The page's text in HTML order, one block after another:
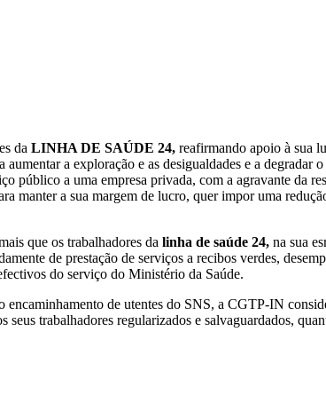
da LINHA DE SAÚDE 24, reafirmando apoio à sua
a exploração e as desigualdades e a degradar
público a uma empresa privada, com a agravante da
manter a sua margem de lucro, quer impor uma
que os trabalhadores da linha de saúde 24, na sua
de prestação de serviços a recibos verdes,
do serviço do Ministério da Saúde.
encaminhamento de utentes do SNS, a CGTP-IN
trabalhadores regularizados e salvaguardados,